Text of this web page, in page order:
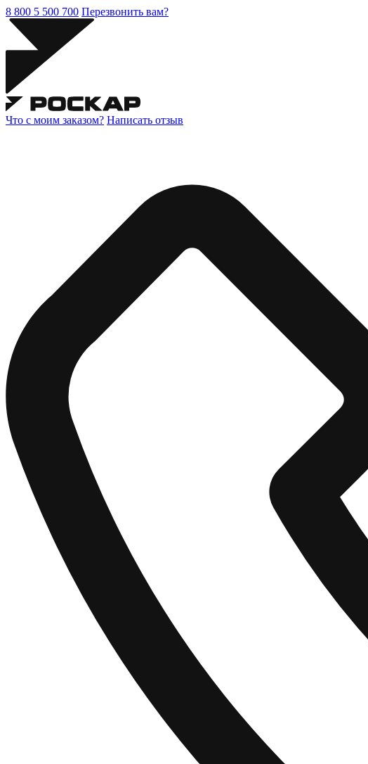
8 800 5 500 700 Перезвонить вам?
Что с моим заказом? Написать отзыв